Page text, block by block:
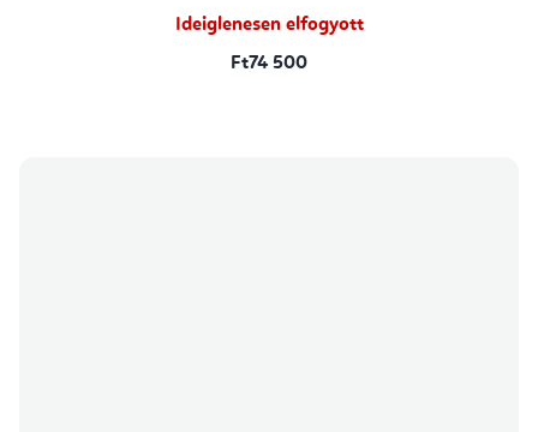
Ideiglenesen elfogyott
Ft74 500